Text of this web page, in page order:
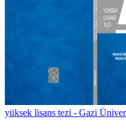
yüksek lisans tezi - Gazi